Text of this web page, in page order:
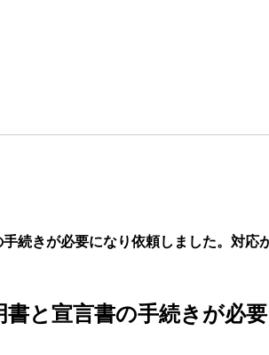
続きが必要になり依頼しました。対応
と宣言書の手続きが必